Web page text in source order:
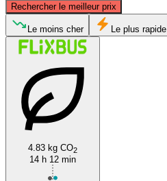
Rechercher le meilleur prix
Kiel
Le moins cher Le plus rapide
4.83 kg CO2
14 h 12 min